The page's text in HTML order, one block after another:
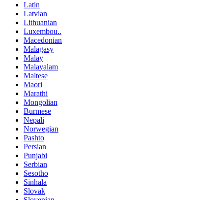
Latin
Latvian
Lithuanian
Luxembou..
Macedonian
Malagasy
Malay
Malayalam
Maltese
Maori
Marathi
Mongolian
Burmese
Nepali
Norwegian
Pashto
Persian
Punjabi
Serbian
Sesotho
Sinhala
Slovak